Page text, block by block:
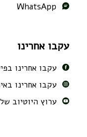
WhatsApp
עקבו אחרינו
עקבו אחרינו
עקבו אחרינו
ערוץ היוטיוב